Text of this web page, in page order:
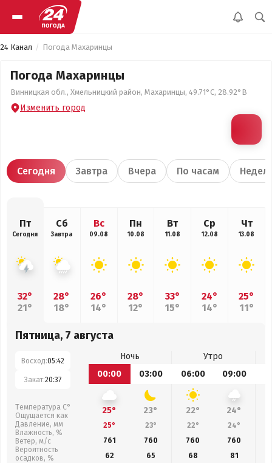
24 Канал Погода Махаринцы
Погода Махаринцы
Винницкая обл., Хмельницкий район, Махаринцы, 49.71°С, 28.92°В
Изменить город
Сегодня Завтра Вчера По часам
Пт
Сегодня
32°
21°
Сб
Завтра
28°
18°
Вс
09.08
26°
14°
Пн
10.08
28°
12°
Вт
11.08
33°
15°
Ср
12.08
24°
14°
Чт
13.08
25°
11°
Пятница, 7 августа
Восход:05:42
Закат:20:37
Температура С°
Ощущается как
Давление, мм
Влажность, %
Ветер, м/с
Вероятность
осадков, %
Ночь
Утро
00:00
03:00 06:00 09:00
25° 23° 22° 24°
25° 23° 22° 24°
761
760 760 760
62
65 68 81